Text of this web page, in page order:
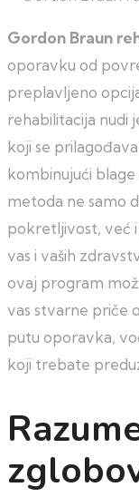
Gordon Braun
oporavku od
preplavljeno
rehabilitacija nudi
koji se
kombinujući
metoda ne samo
pokretljivost, već
vas i vaših
ovaj program
vas stvarne priče
putu oporavka,
koji trebate